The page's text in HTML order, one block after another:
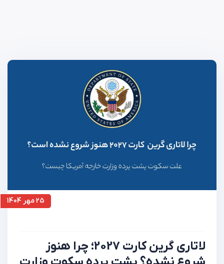
25 مهر 1404
لاتاری گرین کارت 2027؛ چرا هنوز